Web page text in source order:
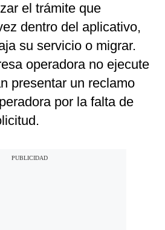
el trámite que
dentro del aplicativo,
su servicio o migrar.
operadora no ejecute
presentar un reclamo
por la falta de